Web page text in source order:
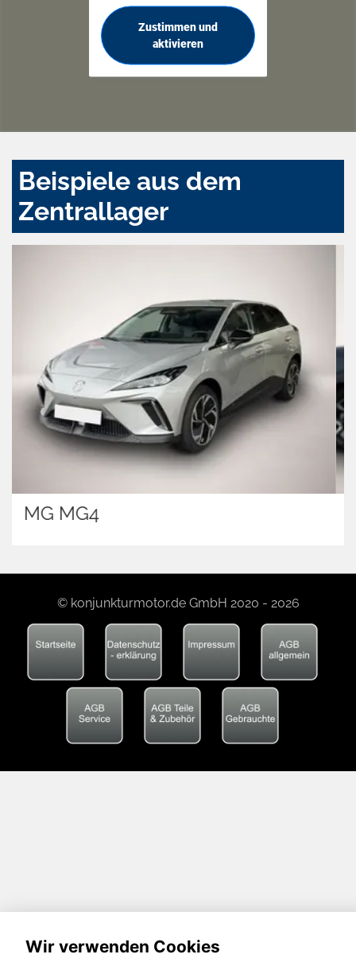
Zustimmen und
aktivieren
Beispiele aus dem
Zentrallager
Dacia Bigster
© konjunkturmotor.de GmbH 2020 - 2026
Wir verwenden Cookies